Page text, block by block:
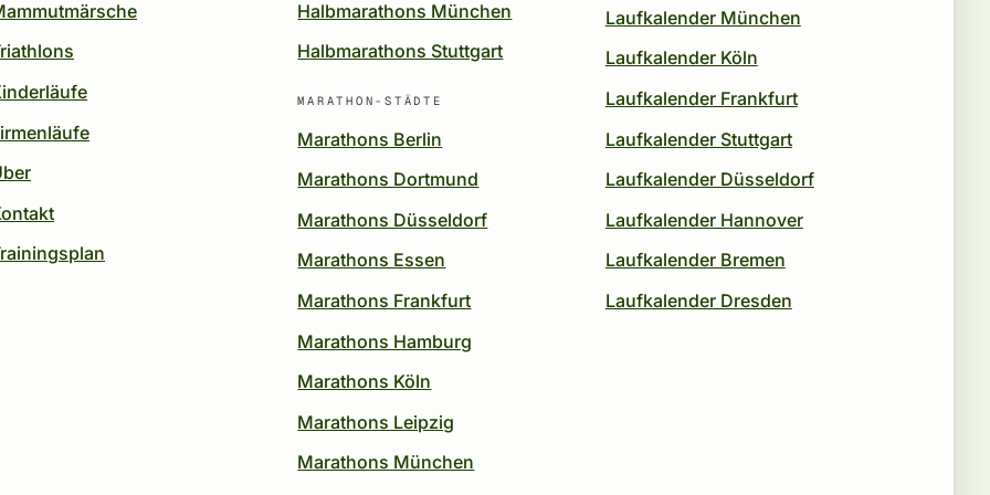
Halbmarathons München
Halbmarathons Stuttgart
MARATHON-STÄDTE
Marathons Berlin
Marathons Dortmund
Marathons Düsseldorf
Marathons Essen
Marathons Frankfurt
Marathons Hamburg
Marathons Köln
Marathons Leipzig
Marathons München
Laufkalender München
Laufkalender Köln
Laufkalender Frankfurt
Laufkalender Stuttgart
Laufkalender Düsseldorf
Laufkalender Hannover
Laufkalender Bremen
Laufkalender Dresden